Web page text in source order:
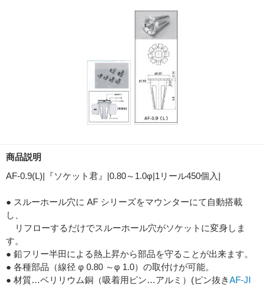
商品説明
AF-0.9(L)|『ソケット君』|0.80～1.0φ|1リール450個入|
● スルーホール穴に AF シリーズをマウンターにて自動搭載
し、
リフローするだけでスルーホール穴がソケットに変身しま
す。
● 鉛フリー半田による熱上昇から部品を守ることが出来ます。
● 各種部品（線径 φ 0.80 ～φ 1.0）の取付けが可能。
● 材質…ベリリウム銅（吸着用ピン…アルミ）(ピン抜きAF-JI